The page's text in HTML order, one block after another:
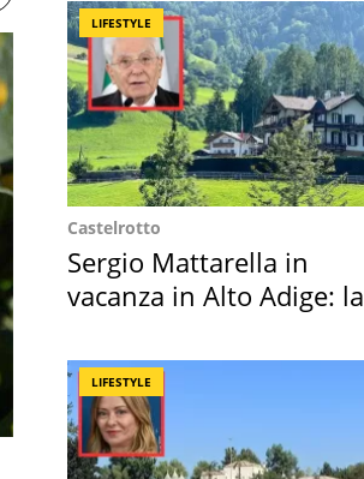
LIFESTYLE
Castelrotto
Sergio Mattarella in
vacanza in Alto Adige: la
LIFESTYLE